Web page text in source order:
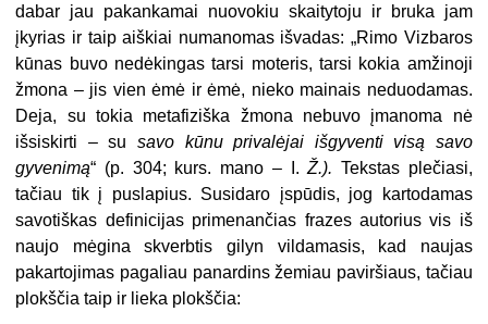
dabar jau pakankamai nuovokiu skaityto­ju ir bruka jam
įkyrias ir taip aiškiai numanomas išvadas: „Rimo Vizbaros
kūnas buvo nedėkingas tarsi moteris, tarsi kokia amžinoji
žmo­na – jis vien ėmė ir ėmė, nieko mai­nais neduodamas.
Deja, su tokia metafiziška žmona nebuvo įmano­ma nė
išsiskirti – su savo kūnu pri­valėjai išgyventi visą savo
gyveni­mą“ (p. 304; kurs. mano – I. Ž.). Tekstas plečiasi,
tačiau tik į puslapius. Susidaro įspūdis, jog kartoda­mas
savotiškas definicijas prime­nančias frazes autorius vis iš
naujo mėgina skverbtis gilyn vildamasis, kad naujas
pakartojimas pagaliau panardins žemiau paviršiaus, tačiau
plokščia taip ir lieka plokščia: